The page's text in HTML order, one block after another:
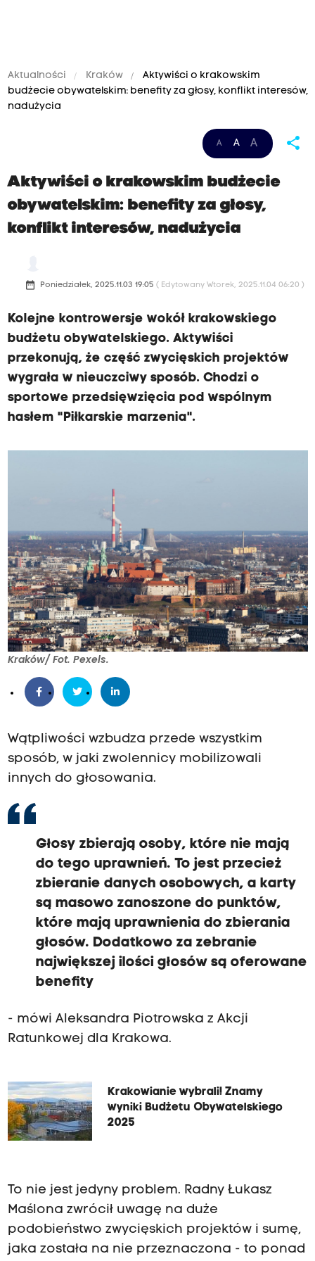
Aktualności Kraków
Aktywiści o krakowskim
budżecie obywatelskim: benefity za głosy, konflikt interesów,
nadużycia
A A A share
Aktywiści o krakowskim budżecie
obywatelskim: benefity za głosy,
konflikt interesów, nadużycia
date_range Poniedziałek, 2025.11.03 19:05 ( Edytowany Wtorek, 2025.11.04 06:20 )
Kolejne kontrowersje wokół krakowskiego
budżetu obywatelskiego. Aktywiści
przekonują, że część zwycięskich projektów
wygrała w nieuczciwy sposób. Chodzi o
sportowe przedsięwzięcia pod wspólnym
hasłem "Piłkarskie marzenia".
Kraków/ Fot. Pexels.
Wątpliwości wzbudza przede wszystkim
sposób, w jaki zwolennicy mobilizowali
innych do głosowania.
Głosy zbierają osoby, które nie mają
do tego uprawnień. To jest przecież
zbieranie danych osobowych, a karty
są masowo zanoszone do punktów,
które mają uprawnienia do zbierania
głosów. Dodatkowo za zebranie
największej ilości głosów są oferowane
benefity
- mówi Aleksandra Piotrowska z Akcji
Ratunkowej dla Krakowa.
Krakowianie wybrali! Znamy
wyniki Budżetu Obywatelskiego
2025
To nie jest jedyny problem. Radny Łukasz
Maślona zwrócił uwagę na duże
podobieństwo zwycięskich projektów i sumę,
jaka została na nie przeznaczona - to ponad